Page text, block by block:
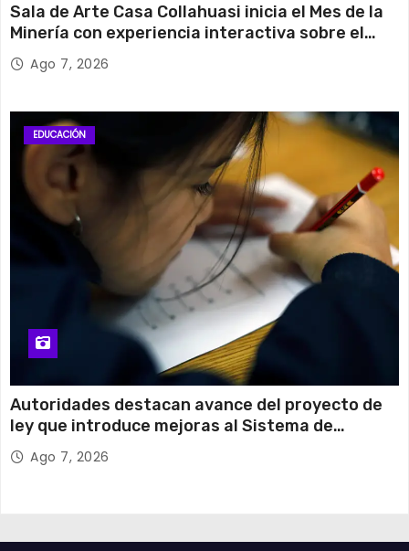
Sala de Arte Casa Collahuasi inicia el Mes de la
Minería con experiencia interactiva sobre el
cobreAgo 7, 2026
EDUCACIÓN
Autoridades destacan avance del proyecto de
ley que introduce mejoras al Sistema de
Admisión Escolar
Ago 7, 2026